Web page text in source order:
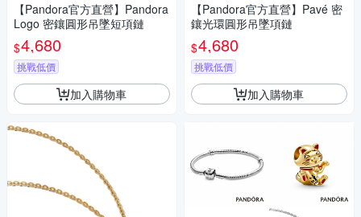
【Pandora官方直營】Pandora
Logo 密鑲圓形吊墜短項鏈
$4,680
挑戰低價
加入購物車
【Pandora官方直營】Pavé 密
鑲光環圓形吊墜項鏈
$4,680
挑戰低價
加入購物車